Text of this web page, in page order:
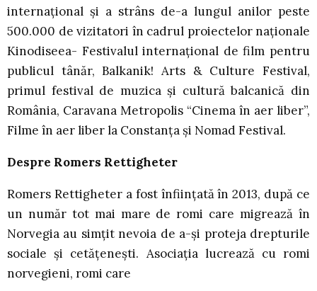
internațional și a strâns de-a lungul anilor peste
500.000 de vizitatori în cadrul proiectelor naționale
Kinodiseea- Festivalul internațional de film pentru
publicul tânăr, Balkanik! Arts & Culture Festival,
primul festival de muzica și cultură balcanică din
România, Caravana Metropolis “Cinema în aer liber”,
Filme în aer liber la Constanța și Nomad Festival.
Despre Romers Rettigheter
Romers Rettigheter a fost înființată în 2013, după ce
un număr tot mai mare de romi care migrează în
Norvegia au simțit nevoia de a-și proteja drepturile
sociale și cetățenești. Asociația lucrează cu romi
norvegieni, romi care